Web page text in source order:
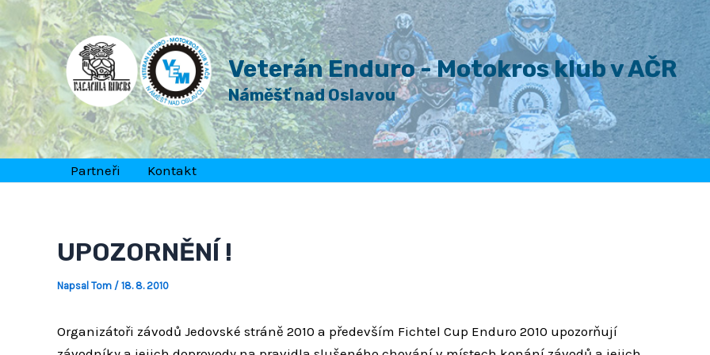
Přeskočit
na
obsah
Veterán Enduro - Motokros klub v AČR
Náměšť nad Oslavou
Partneři Kontakt
UPOZORNĚNÍ !
Napsal Tom / 18. 8. 2010
Organizátoři závodů Jedovské stráně 2010 a především Fichtel Cup Enduro 2010 upozorňují
Post
navigation